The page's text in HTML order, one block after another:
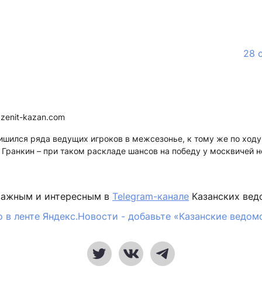
28
kazan.com
ряда ведущих игроков в межсезонье, к тому же по ходу
– при таком раскладе шансов на победу у москвичей
и интересным в Telegram-канале Казанских
в ленте Яндекс.Новости - добавьте «Казанские